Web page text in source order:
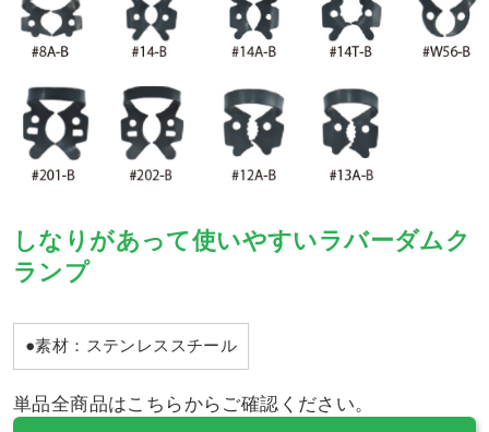
しなりがあって使いやすいラバーダムク
ランプ
●素材：ステンレススチール
単品全商品はこちらからご確認ください。